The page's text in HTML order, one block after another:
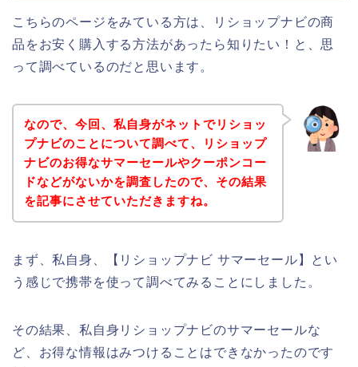
こちらのページをみている方は、リショップナビの商
品をお安く購入する方法があったら知りたい！と、思
って調べているのだと思います。
なので、今回、私自身がネットでリショッ
プナビのことについて調べて、リショップ
ナビのお得なサマーセールやクーポンコー
ドなどがないかを調査したので、その結果
を記事にさせていただきますね。
まず、私自身、【リショップナビ サマーセール】とい
う感じで携帯を使って調べてみることにしました。
その結果、私自身リショップナビのサマーセールな
ど、お得な情報はみつけることはできなかったのです